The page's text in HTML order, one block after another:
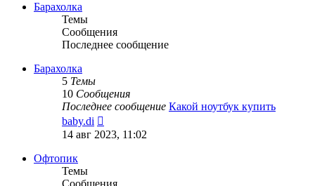
Барахолка
Темы
Сообщения
Последнее сообщение
Барахолка
5 Темы
10 Сообщения
Последнее сообщение Какой ноутбук купить
baby.di
к
14 авг 2023, 11:02
Офтопик
Темы